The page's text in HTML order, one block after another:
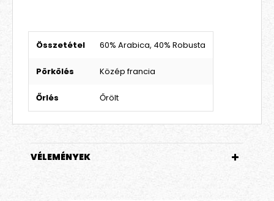
Összetétel 60% Arabica, 40% Robusta
Pörkölés Közép francia
Őrlés Őrölt
VÉLEMÉNYEK